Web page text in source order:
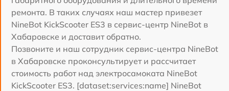
ремонта. В таких случаях наш мастер привезет
NineBot KickScooter ES3 в сервис-центр NineBot в
Хабаровске и доставит обратно.
Позвоните и наш сотрудник сервис-центра NineBot
в Хабаровске проконсультирует и рассчитает
стоимость работ над электросамоката NineBot
KickScooter ES3. [dataset:services:name] NineBot